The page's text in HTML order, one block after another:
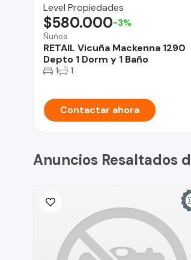
Level Propiedades
Ñuñoa
RETAIL Vicuña Mackenna 1290
Depto 1 Dorm y 1 Baño
$580.000-3%
1 1
Contactar ahora
Anuncios Resaltados